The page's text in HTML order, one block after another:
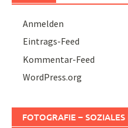
Anmelden
Eintrags-Feed
Kommentar-Feed
WordPress.org
FOTOGRAFIE –